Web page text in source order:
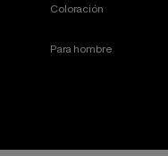
Coloración
Para hombre